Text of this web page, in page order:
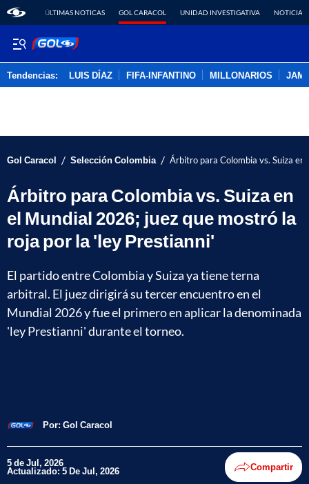
ÚLTIMAS NOTICAS GOL CARACOL UNIDAD INVESTIGATIVA NOTICIAS
Tendencias: LUIS DÍAZ FIFA-INFANTINO MILLONARIOS
Gol Caracol / Selección Colombia / Árbitro para Colombia vs. Suiza
Árbitro para Colombia vs. Suiza en
el Mundial 2026; juez que mostró la
roja por la 'ley Prestianni'
El partido entre Colombia y Suiza ya tiene terna
arbitral. El juez dirigirá su tercer encuentro en el
Mundial 2026 y fue el primero en aplicar la denominada
'ley Prestianni' durante el torneo.
Por: Gol Caracol
5 de Jul, 2026
Actualizado: 5 De Jul, 2026 Compartir